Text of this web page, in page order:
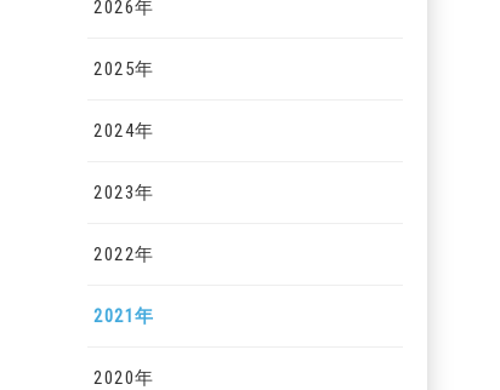
2026年
2025年
2024年
2023年
2022年
2021年
2020年